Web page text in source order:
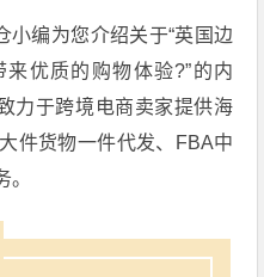
小编为您介绍关于“英国边
优质的购物体验?”的内
力于跨境电商卖家提供海
件货物一件代发、FBA中